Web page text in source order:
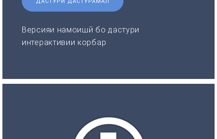
Версияи намоишӣ бо дастури
интерактивии корбар